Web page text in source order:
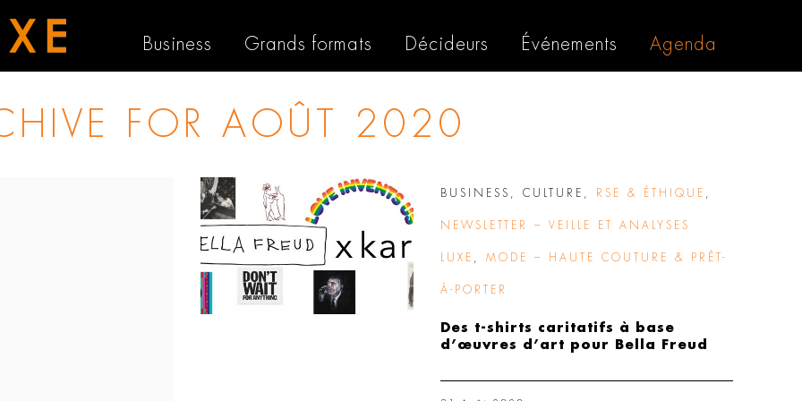
Business Grands formats Décideurs Événements Agenda
FOR AOÛT 2020
BUSINESS CULTURE RSE & ÉTHIQUE
NEWSLETTER – VEILLE ET ANALYSES
LUXE MODE – HAUTE COUTURE & PRÊT-
À-PORTER
Des t-shirts caritatifs à base
d’œuvres d’art pour Bella Freud